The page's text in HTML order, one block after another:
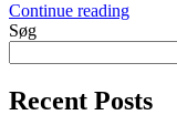
Continue reading
Søg
Recent Posts